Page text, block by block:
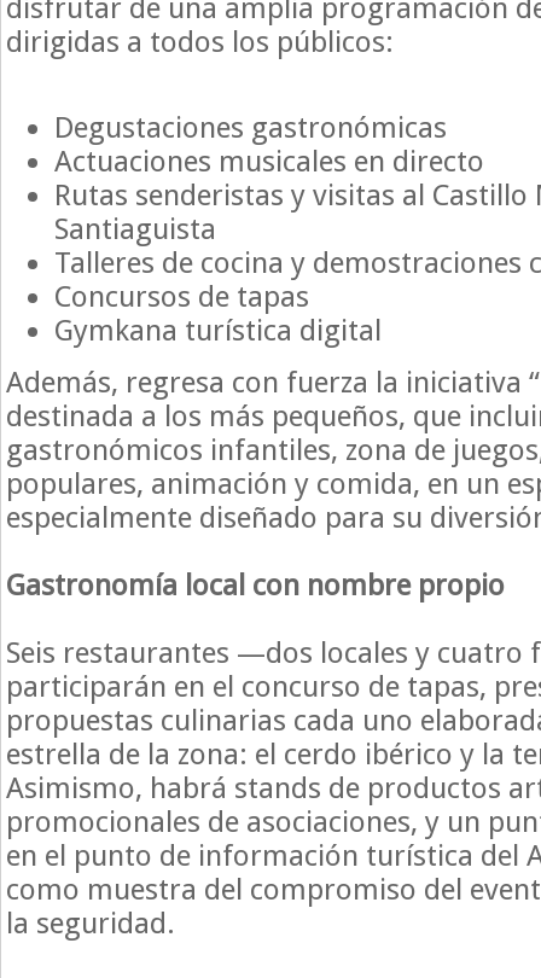
disfrutar de una amplia programación
dirigidas a todos los públicos:
Degustaciones gastronómicas
Actuaciones musicales en directo
Rutas senderistas y visitas al Castillo
Santiaguista
Talleres de cocina y demostraciones
Concursos de tapas
Gymkana turística digital
Además, regresa con fuerza la iniciativa
destinada a los más pequeños, que
gastronómicos infantiles, zona de
populares, animación y comida, en un
especialmente diseñado para su
Gastronomía local con nombre propio
Seis restaurantes —dos locales y
participarán en el concurso de tapas,
propuestas culinarias cada uno
estrella de la zona: el cerdo ibérico y la
Asimismo, habrá stands de productos
promocionales de asociaciones, y un
en el punto de información turística del
como muestra del compromiso del
la seguridad.